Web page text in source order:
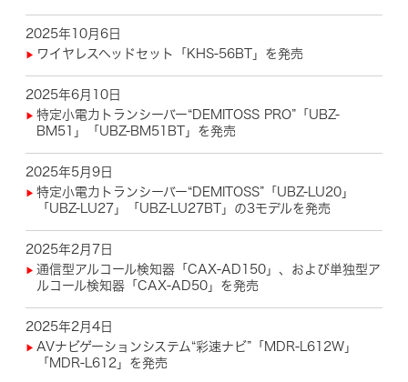
2025年10月6日
ワイヤレスヘッドセット「KHS-56BT」を発売
2025年6月10日
特定小電力トランシーバー“DEMITOSS PRO”「UBZ-
BM51」「UBZ-BM51BT」を発売
2025年5月9日
特定小電力トランシーバー“DEMITOSS”「UBZ-LU20」
「UBZ-LU27」「UBZ-LU27BT」の3モデルを発売
2025年2月7日
通信型アルコール検知器「CAX-AD150」、および単独型ア
ルコール検知器「CAX-AD50」を発売
2025年2月4日
AVナビゲーションシステム“彩速ナビ”「MDR-L612W」
「MDR-L612」を発売